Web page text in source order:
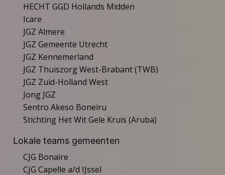
HECHT GGD Hollands Midden
Icare
JGZ Almere
JGZ Gemeente Utrecht
JGZ Kennemerland
JGZ Thuiszorg West-Brabant (TWB)
JGZ Zuid-Holland West
Jong JGZ
Sentro Akeso Boneiru
Stichting Het Wit Gele Kruis (Aruba)
Lokale teams gemeenten
CJG Bonaire
CJG Capelle a/d IJssel